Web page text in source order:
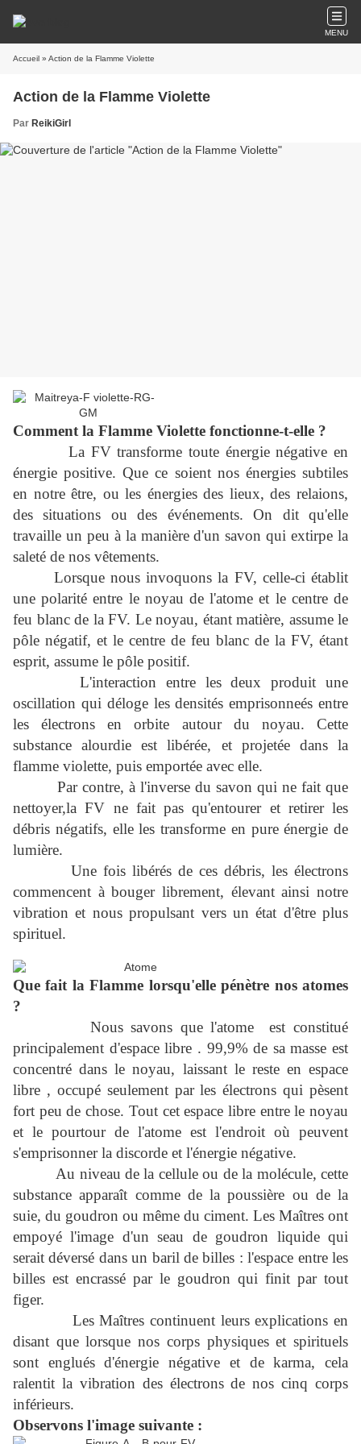
MENU
Accueil » Action de la Flamme Violette
Action de la Flamme Violette
Par ReikiGirl
Comment la Flamme Violette fonctionne-t-elle ?
La FV transforme toute énergie négative en
énergie positive. Que ce soient nos énergies subtiles
en notre être, ou les énergies des lieux, des relaions,
des situations ou des événements. On dit qu'elle
travaille un peu à la manière d'un savon qui extirpe la
saleté de nos vêtements.
Lorsque nous invoquons la FV, celle-ci établit
une polarité entre le noyau de l'atome et le centre de
feu blanc de la FV. Le noyau, étant matière, assume le
pôle négatif, et le centre de feu blanc de la FV, étant
esprit, assume le pôle positif.
L'interaction entre les deux produit une
oscillation qui déloge les densités emprisonneés entre
les électrons en orbite autour du noyau. Cette
substance alourdie est libérée, et projetée dans la
flamme violette, puis emportée avec elle.
Par contre, à l'inverse du savon qui ne fait que
nettoyer,la FV ne fait pas qu'entourer et retirer les
débris négatifs, elle les transforme en pure énergie de
lumière.
Une fois libérés de ces débris, les électrons
commencent à bouger librement, élevant ainsi notre
vibration et nous propulsant vers un état d'être plus
spirituel.
Que fait la Flamme lorsqu'elle pénètre nos atomes
?
Nous savons que l'atome est constitué
principalement d'espace libre . 99,9% de sa masse est
concentré dans le noyau, laissant le reste en espace
libre , occupé seulement par les électrons qui pèsent
fort peu de chose. Tout cet espace libre entre le noyau
et le pourtour de l'atome est l'endroit où peuvent
s'emprisonner la discorde et l'énergie négative.
Au niveau de la cellule ou de la molécule, cette
substance apparaît comme de la poussière ou de la
suie, du goudron ou même du ciment. Les Maîtres ont
empoyé l'image d'un seau de goudron liquide qui
serait déversé dans un baril de billes : l'espace entre les
billes est encrassé par le goudron qui finit par tout
figer.
Les Maîtres continuent leurs explications en
disant que lorsque nos corps physiques et spirituels
sont englués d'énergie négative et de karma, cela
ralentit la vibration des électrons de nos cinq corps
inférieurs.
Observons l'image suivante :